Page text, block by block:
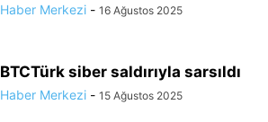
Haber Merkezi - 16 Ağustos 2025
BTCTürk siber saldırıyla sarsıldı
Haber Merkezi - 15 Ağustos 2025